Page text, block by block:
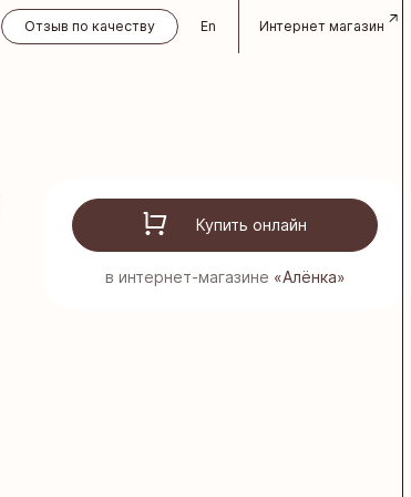
Отзыв по качеству
En
Интернет магазин
Купить онлайн
в интернет-магазине «Алёнка»